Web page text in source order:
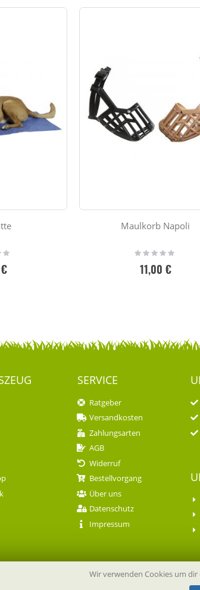
Wir verwenden Cookies um
Maulkorb Napoli
Rating:
11,00 €
SERVICE
Ratgeber
Versandkosten
Zahlungsarten
AGB
Widerruf
Bestellvorgang
Über uns
Datenschutz
Impressum